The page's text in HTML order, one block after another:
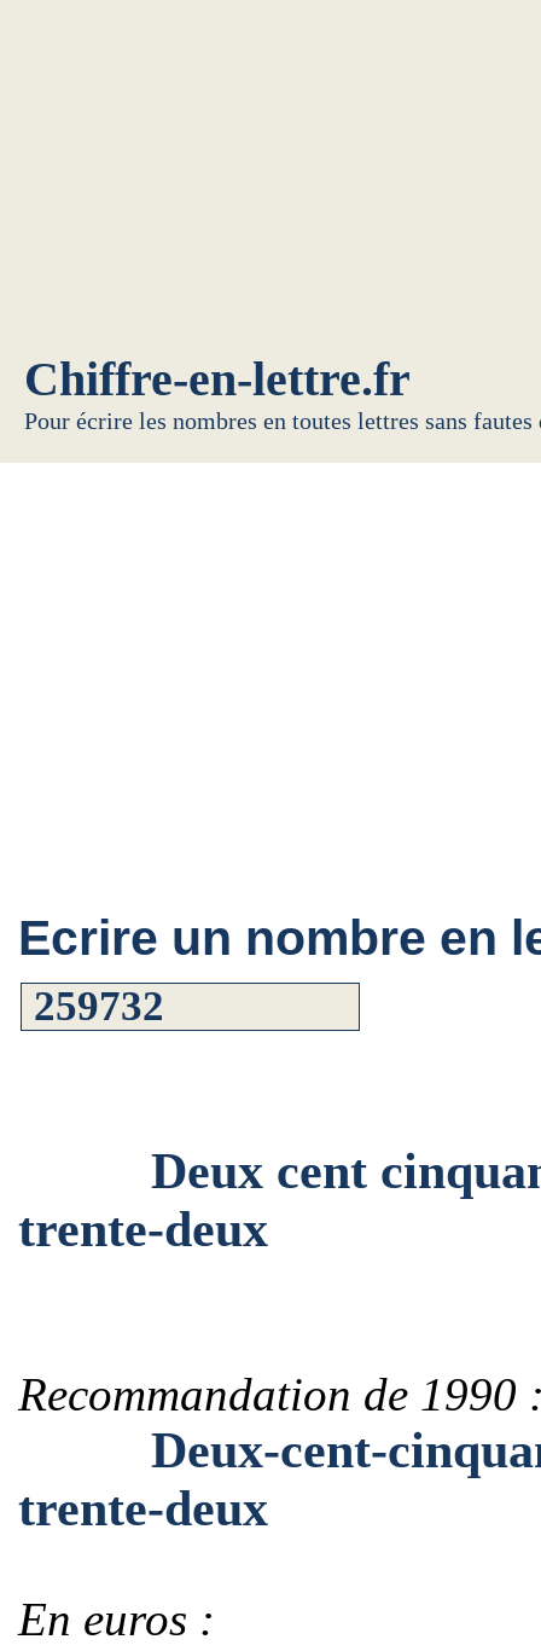
Chiffre-en-lettre.fr
Pour écrire les nombres en toutes lettres sans
Ecrire un nombre en
Deux cent
trente-deux
Recommandation de 1990
Deux-cent-
trente-deux
En euros :